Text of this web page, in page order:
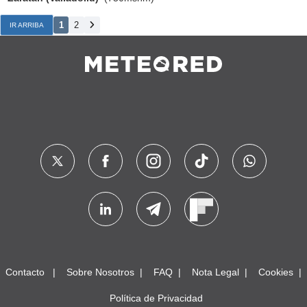
IR ARRIBA 1 2
Contacto Sobre Nosotros FAQ Nota Legal Cookies
Política de Privacidad